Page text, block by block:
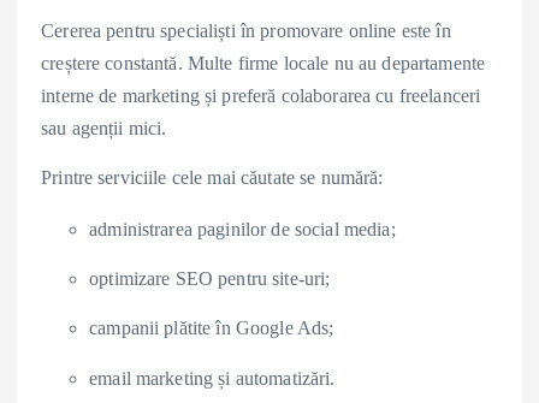
Cererea pentru specialiști în promovare online este în
creștere constantă. Multe firme locale nu au departamente
interne de marketing și preferă colaborarea cu freelanceri
sau agenții mici.
Printre serviciile cele mai căutate se numără:
administrarea paginilor de social media;
optimizare SEO pentru site-uri;
campanii plătite în Google Ads;
email marketing și automatizări.